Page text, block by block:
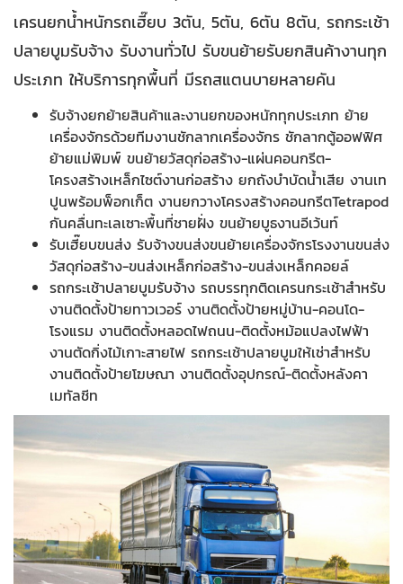
เครนยกน้ำหนักรถเฮี๊ยบ 3ตัน, 5ตัน, 6ตัน 8ตัน, รถกระเช้า
ปลายบูมรับจ้าง รับงานทั่วไป รับขนย้ายรับยกสินค้างานทุก
ประเภท ให้บริการทุกพื้นที่ มีรถสแตนบายหลายคัน
รับจ้างยกย้ายสินค้าและงานยกของหนักทุกประเภท ย้าย
เครื่องจักรด้วยทีมงานชักลากเครื่องจักร ชักลากตู้ออฟฟิศ
ย้ายแม่พิมพ์ ขนย้ายวัสดุก่อสร้าง-แผ่นคอนกรีต-
โครงสร้างเหล็กไซต์งานก่อสร้าง ยกถังบำบัดน้ำเสีย งานเท
ปูนพร้อมพ็อกเก็ต งานยกวางโครงสร้างคอนกรีตTetrapod
กันคลื่นทะเลเซาะพื้นที่ชายฝั่ง ขนย้ายบูธงานอีเว้นท์
รับเฮี๊ยบขนส่ง รับจ้างขนส่งขนย้ายเครื่องจักรโรงงานขนส่ง
วัสดุก่อสร้าง-ขนส่งเหล็กก่อสร้าง-ขนส่งเหล็กคอยล์
รถกระเช้าปลายบูมรับจ้าง รถบรรทุกติดเครนกระเช้าสำหรับ
งานติดตั้งป้ายทาวเวอร์ งานติดตั้งป้ายหมู่บ้าน-คอนโด-
โรงแรม งานติดตั้งหลอดไฟถนน-ติดตั้งหม้อแปลงไฟฟ้า
งานตัดกิ่งไม้เกาะสายไฟ รถกระเช้าปลายบูมให้เช่าสำหรับ
งานติดตั้งป้ายโฆษณา งานติดตั้งอุปกรณ์-ติดตั้งหลังคา
เมทัลชีท